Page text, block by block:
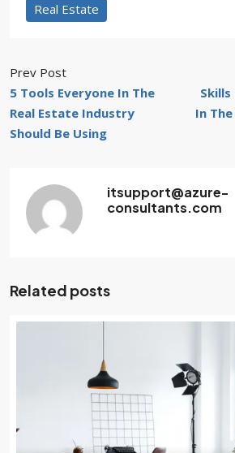
Real Estate
Prev Post
5 Tools Everyone In The
Real Estate Industry
Should Be Using
Skills
In
itsupport@azure-
consultants.com
Related posts